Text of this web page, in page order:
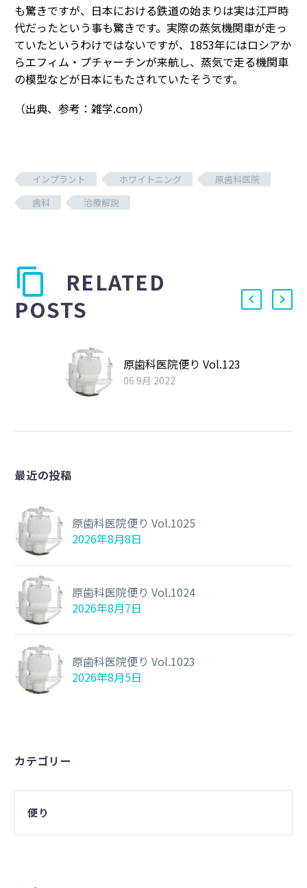
も驚きですが、日本における鉄道の始まりは実は江戸時
代だったという事も驚きです。実際の蒸気機関車が走っ
ていたというわけではないですが、1853年にはロシアか
らエフィム・プチャーチンが来航し、蒸気で走る機関車
の模型などが日本にもたされていたそうです。
（出典、参考：雑学.com）
インプラント ホワイトニング
原歯科医院
歯科
治療解説
RELATED
POSTS
原歯科医院便り Vol.123
06 9月 2022
最近の投稿
原歯科医院便り Vol.1025
2026年8月8日
原歯科医院便り Vol.1024
2026年8月7日
原歯科医院便り Vol.1023
2026年8月5日
カテゴリー
便り